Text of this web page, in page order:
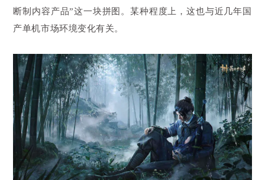
断制内容产品”这一块拼图。某种程度上，这也与近几年国
产单机市场环境变化有关。